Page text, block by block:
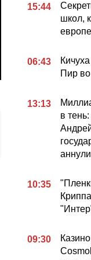
15:44
школ,
06:43
Пир
13:13
в
10:35
09:30